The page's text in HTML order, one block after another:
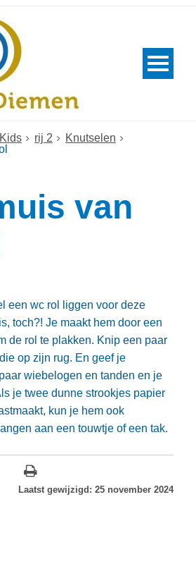
Kids rij 2
Knutselen
van
een wc rol liggen voor deze
toch?! Je maakt hem door een
de rol te plakken. Knip een paar
op zijn rug. En geef je
wiebelogen en tanden en je
je twee dunne strookjes papier
kun je hem ook
aan een touwtje of een tak.
Laatst gewijzigd: 25 november 2024